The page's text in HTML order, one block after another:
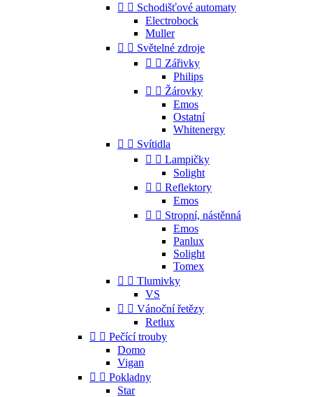
  Schodišťové automaty
Electrobock
Muller
  Světelné zdroje
  Zářivky
Philips
  Žárovky
Emos
Ostatní
Whitenergy
  Svítidla
  Lampičky
Solight
  Reflektory
Emos
  Stropní, nástěnná
Emos
Panlux
Solight
Tomex
  Tlumivky
VS
  Vánoční řetězy
Retlux
  Pečící trouby
Domo
Vigan
  Pokladny
Star